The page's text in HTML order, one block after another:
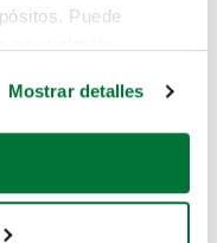
Puede
ubicación geográfica
Mostrar detalles